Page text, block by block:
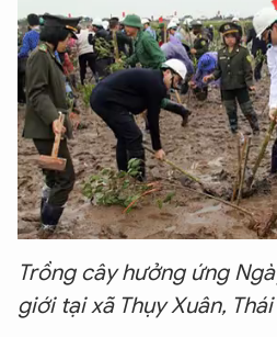
Trồng cây hưởng ứng
giới tại xã Thụy Xuân, Thái